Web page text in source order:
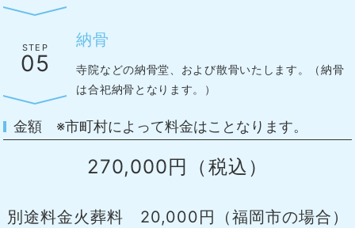
STEP
05
納骨
寺院などの納骨堂、および散骨いたします。（納骨
は合祀納骨となります。）
金額 ※市町村によって料金はことなります。
270,000円（税込）
別途料金火葬料 20,000円（福岡市の場合）